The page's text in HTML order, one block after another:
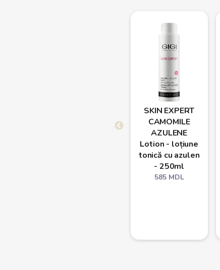
SKIN EXPERT
CAMOMILE
AZULENE
Lotion - loțiune
tonică cu azulen
- 250ml
585MDL